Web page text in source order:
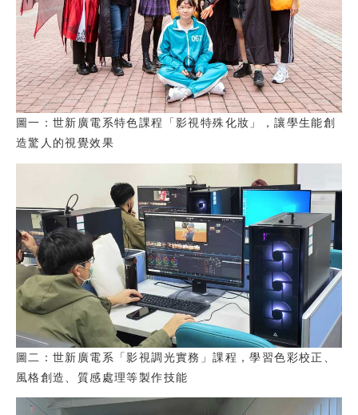
圖一：世新廣電系特色課程「影視特殊化妝」，讓學生能創
造驚人的視覺效果
圖二：世新廣電系「影視調光實務」課程，學習色彩校正、
風格創造、質感處理等製作技能